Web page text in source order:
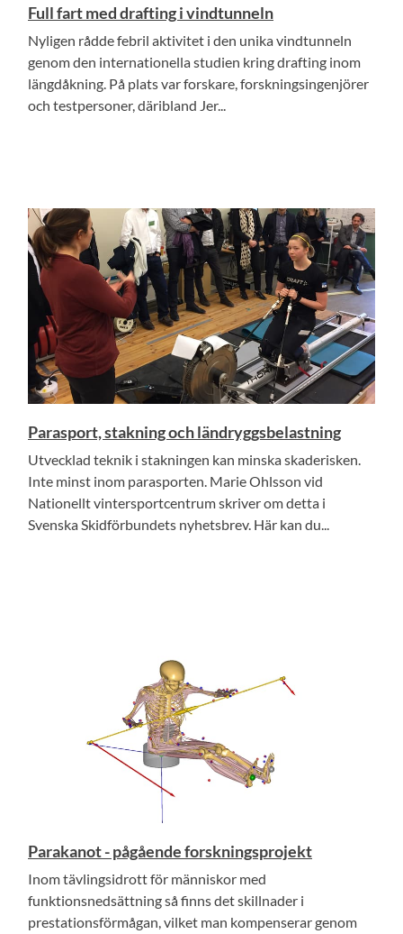
Full fart med drafting i vindtunneln
Nyligen rådde febril aktivitet i den unika vindtunneln
genom den internationella studien kring drafting inom
längdåkning. På plats var forskare, forskningsingenjörer
och testpersoner, däribland Jer...
Parasport, stakning och ländryggsbelastning
Utvecklad teknik i stakningen kan minska skaderisken.
Inte minst inom parasporten. Marie Ohlsson vid
Nationellt vintersportcentrum skriver om detta i
Svenska Skidförbundets nyhetsbrev. Här kan du...
Parakanot - pågående forskningsprojekt
Inom tävlingsidrott för människor med
funktionsnedsättning så finns det skillnader i
prestationsförmågan, vilket man kompenserar genom